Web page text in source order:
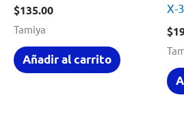
$135.00
Tamiya
Añadir al carrito
X-
$